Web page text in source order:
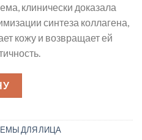
клинически доказала
синтеза коллагена,
кожу и возвращает ей
REACTIVATE PM 30мл
ДЛЯ ЛИЦА